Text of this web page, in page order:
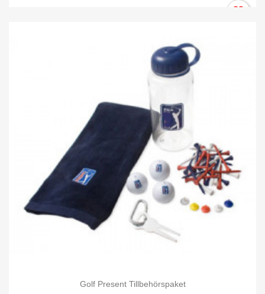
Golf Present Tillbehörspaket